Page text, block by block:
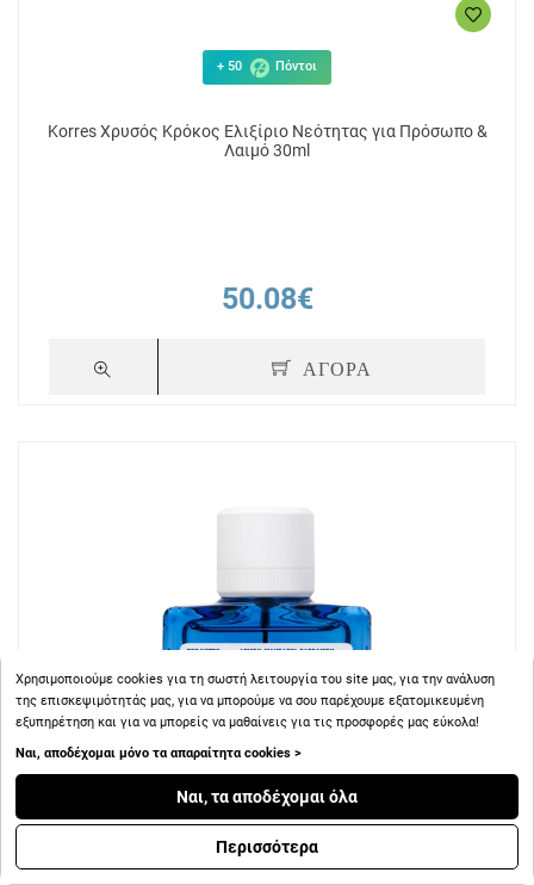
+ 50 Πόντοι
Korres Χρυσός Κρόκος Ελιξίριο Νεότητας για Πρόσωπο &
Λαιμό 30ml
50.08€
ΑΓΟΡΑ
Χρησιμοποιούμε cookies για τη σωστή λειτουργία του site μας, για την ανάλυση
της επισκεψιμότητάς μας, για να μπορούμε να σου παρέχουμε εξατομικευμένη
εξυπηρέτηση και για να μπορείς να μαθαίνεις για τις προσφορές μας εύκολα!
Ναι, αποδέχομαι μόνο τα απαραίτητα cookies >
Ναι, τα αποδέχομαι όλα
Περισσότερα